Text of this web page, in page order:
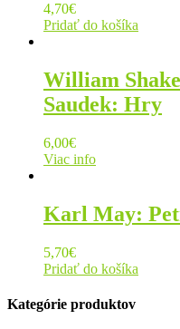
4,70€
Pridať do košíka
William
Saudek: Hry
6,00€
Viac info
Karl May:
5,70€
Pridať do košíka
Kategórie produktov